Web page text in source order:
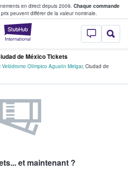
en direct depuis 2009. Chaque commande
peuvent différer de la valeur nominale.
StubHub - Où
des billets
de México Tickets
Velódromo Olímpico Agustín Melgar, Ciudad de
et maintenant ?